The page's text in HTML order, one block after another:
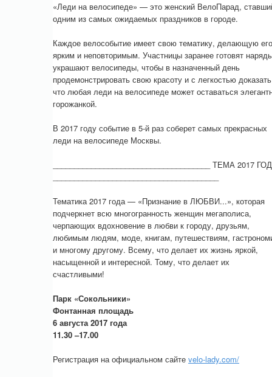
«Леди на велосипеде» — это женский ВелоПарад,
одним из самых ожидаемых праздников в городе.
Каждое велособытие имеет свою тематику, делающую его
ярким и неповторимым. Участницы заранее готовят
украшают велосипеды, чтобы в назначенный день
продемонстрировать свою красоту и с легкостью
что любая леди на велосипеде может оставаться
горожанкой.
В 2017 году событие в 5-й раз соберет самых прекрасных
леди на велосипеде Москвы.
_____________________________________ ТЕМА 2017
Тематика 2017 года — «Признание в ЛЮБВИ...», которая
подчеркнет всю многогранность женщин мегаполиса,
черпающих вдохновение в любви к городу, друзьям,
любимым людям, моде, книгам, путешествиям,
и многому другому. Всему, что делает их жизнь яркой,
насыщенной и интересной. Тому, что делает их
счастливыми!
Парк «Сокольники»
Фонтанная площадь
6 августа 2017 года
11.30 –17.00
Регистрация на официальном сайте velo-lady.com/